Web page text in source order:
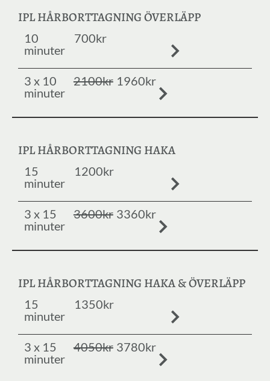
IPL HÅRBORTTAGNING ÖVERLÄPP
10
minuter
700kr
3 x 10
minuter
2100kr 1960kr
IPL HÅRBORTTAGNING HAKA
15
minuter
1200kr
3 x 15
minuter
3600kr 3360kr
IPL HÅRBORTTAGNING HAKA & ÖVERLÄPP
15
minuter
1350kr
3 x 15
minuter
4050kr 3780kr